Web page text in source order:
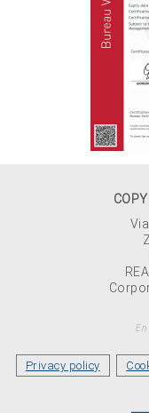
En
Privacy policy